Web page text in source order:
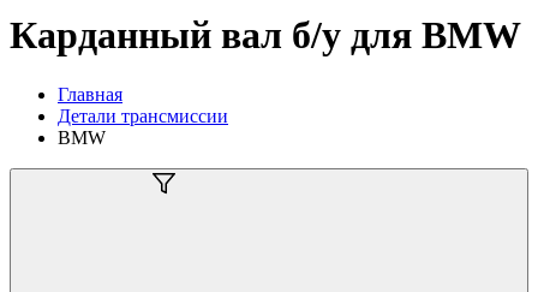
Карданный вал б/у для BMW
Главная
Детали трансмиссии
BMW